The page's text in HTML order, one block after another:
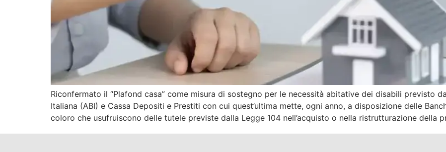
Riconfermato il “Plafond casa” come misura di sostegno per le necessità abitative dei disabili previsto
Italiana (ABI) e Cassa Depositi e Prestiti con cui quest’ultima mette, ogni anno, a disposizione delle
coloro che usufruiscono delle tutele previste dalla Legge 104 nell’acquisto o nella ristrutturazione della